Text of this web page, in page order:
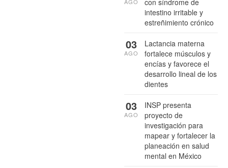
con síndrome de
intestino irritable y
estreñimiento crónico
Lactancia materna
fortalece músculos y
encías y favorece el
desarrollo lineal de los
dientes
03
AGO
INSP presenta
proyecto de
investigación para
mapear y fortalecer la
planeación en salud
mental en México
03
AGO